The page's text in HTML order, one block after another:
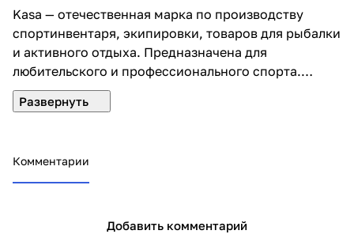
Kasa — отечественная марка по производству
спортинвентаря, экипировки, товаров для рыбалки
и активного отдыха. Предназначена для
любительского и профессионального спорта.
Ассортиментная линейка насчитывает свыше 18
000 позиций. Продукцию отличает высокое
штат сотрудников состоит из 2 884 человек.
Организация располагает производственным
собственной службой доставки.
Комментарии
Добавить комментарий